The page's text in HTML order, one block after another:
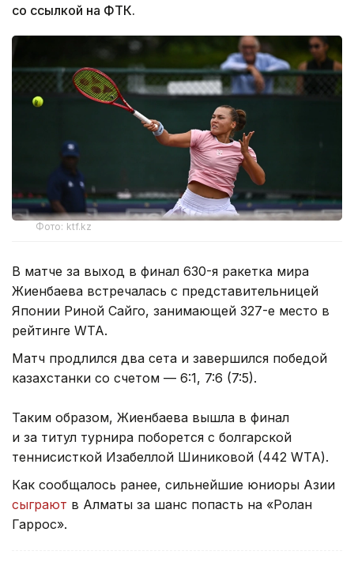
со ссылкой на ФТК.
Фото: ktf.kz
В матче за выход в финал 630-я ракетка мира
Жиенбаева встречалась с представительницей
Японии Риной Сайго, занимающей 327-е место в
рейтинге WTA.
Матч продлился два сета и завершился победой
казахстанки со счетом — 6:1, 7:6 (7:5).
Таким образом, Жиенбаева вышла в финал
и за титул турнира поборется с болгарской
теннисисткой Изабеллой Шиниковой (442 WTA).
Как сообщалось ранее, сильнейшие юниоры Азии
сыграют в Алматы за шанс попасть на «Ролан
Гаррос».